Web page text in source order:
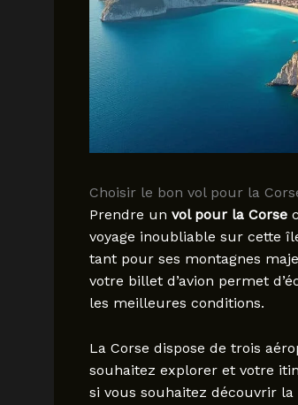
Choisir le bon vol pour la
Prendre un vol pour la Corse
voyage inoubliable sur cette
tant pour ses montagnes
votre billet d’avion permet
les meilleures conditions.
La Corse dispose de trois
souhaitez explorer et votre
si vous souhaitez découvrir